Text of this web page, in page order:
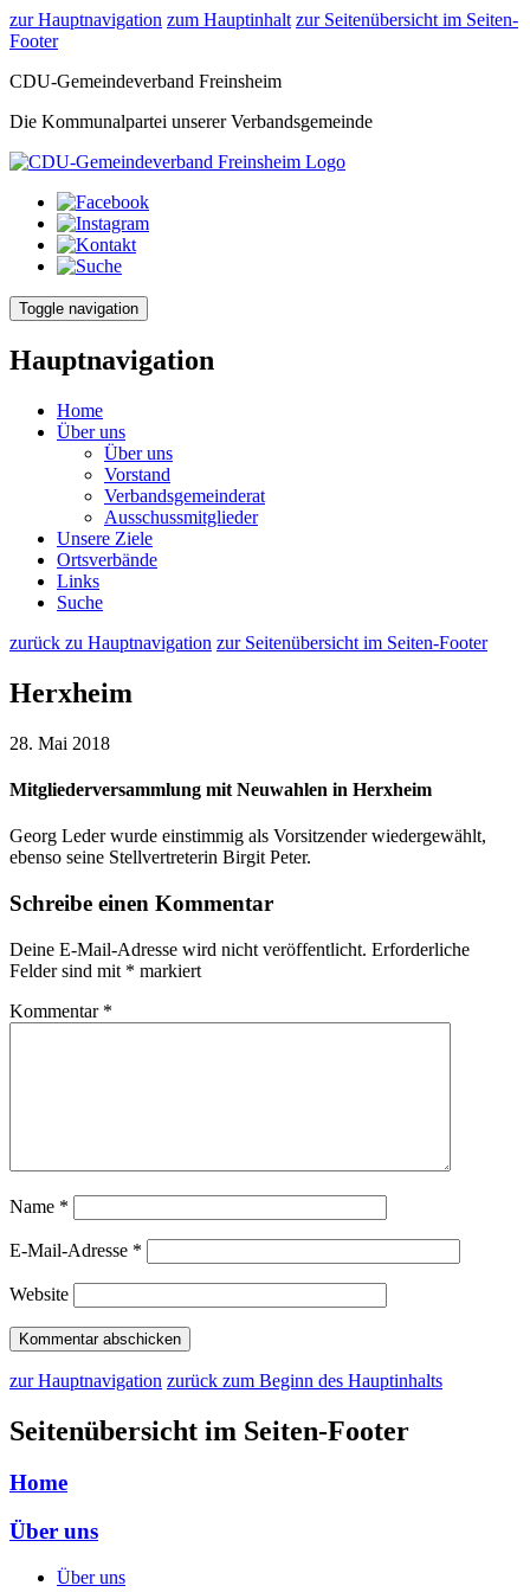
zur Hauptnavigation zum Hauptinhalt zur Seitenübersicht im Seiten-
Footer
CDU-Gemeindeverband Freinsheim
Die Kommunalpartei unserer Verbandsgemeinde
Toggle navigation
Hauptnavigation
Home
Über uns
Über uns
Vorstand
Verbandsgemeinderat
Ausschussmitglieder
Unsere Ziele
Ortsverbände
Links
Suche
zurück zu Hauptnavigation zur Seitenübersicht im Seiten-Footer
Herxheim
28. Mai 2018
Mitgliederversammlung mit Neuwahlen in Herxheim
Georg Leder wurde einstimmig als Vorsitzender wiedergewählt,
ebenso seine Stellvertreterin Birgit Peter.
Schreibe einen Kommentar
Deine E-Mail-Adresse wird nicht veröffentlicht. Erforderliche
Felder sind mit * markiert
Kommentar *
Name *
E-Mail-Adresse *
Website
zur Hauptnavigation zurück zum Beginn des Hauptinhalts
Seitenübersicht im Seiten-Footer
Home
Über uns
Über uns